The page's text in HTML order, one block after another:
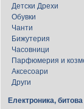
Детски Дрехи
Обувки
Чанти
Бижутерия
Часовници
Парфюмерия и
Аксесоари
Други
Електроника,